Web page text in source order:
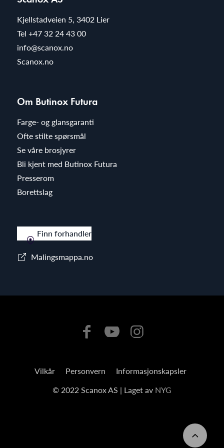
Kjellstadveien 5, 3402 Lier
Tel +47 32 24 43 00
info@scanox.no
Scanox.no
Om Butinox Futura
Farge- og glansgaranti
Ofte stilte spørsmål
Se våre brosjyrer
Bli kjent med Butinox Futura
Presserom
Borettslag
Finn forhandler
Malingsmappa.no
© 2022 Scanox AS | Laget av NYG
Vilkår Personvern Informasjonskapsler